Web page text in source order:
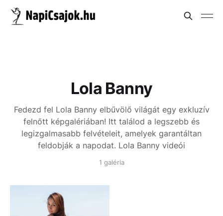
Lola Banny
Fedezd fel Lola Banny elbűvölő világát egy exkluzív
felnőtt képgalériában! Itt találod a legszebb és
legizgalmasabb felvételeit, amelyek garantáltan
feldobják a napodat. Lola Banny videói
1 galéria